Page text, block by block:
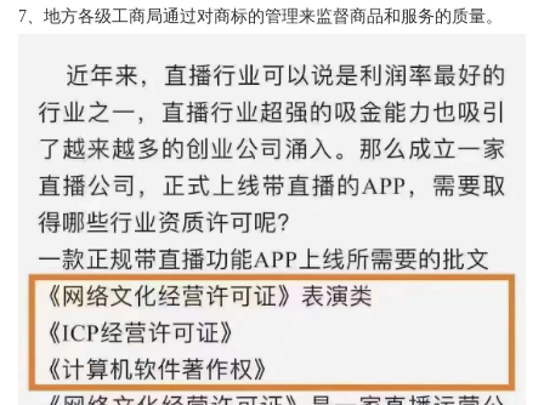
7、地方各级工商局通过对商标的管理来监督商品和服务的质量。